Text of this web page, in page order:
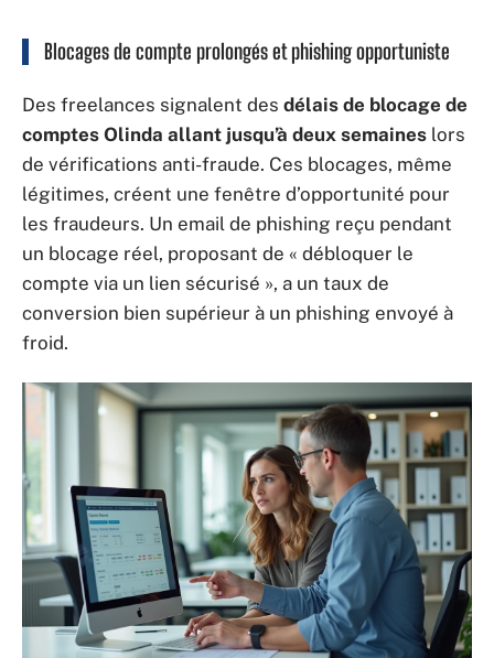
Blocages de compte prolongés et phishing opportuniste
Des freelances signalent des délais de blocage de
comptes Olinda allant jusqu’à deux semaines lors
de vérifications anti-fraude. Ces blocages, même
légitimes, créent une fenêtre d’opportunité pour
les fraudeurs. Un email de phishing reçu pendant
un blocage réel, proposant de « débloquer le
compte via un lien sécurisé », a un taux de
conversion bien supérieur à un phishing envoyé à
froid.